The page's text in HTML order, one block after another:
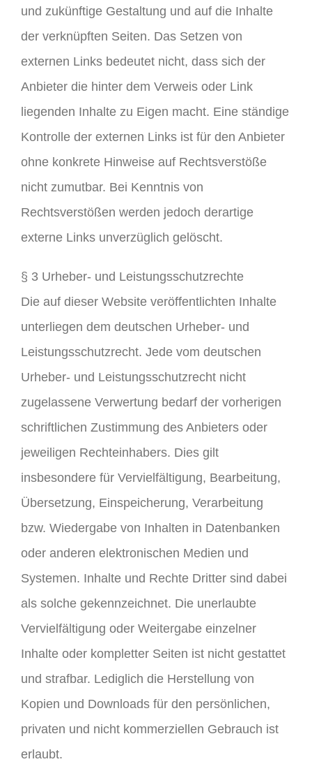
und zukünftige Gestaltung und auf die Inhalte
der verknüpften Seiten. Das Setzen von
externen Links bedeutet nicht, dass sich der
Anbieter die hinter dem Verweis oder Link
liegenden Inhalte zu Eigen macht. Eine ständige
Kontrolle der externen Links ist für den Anbieter
ohne konkrete Hinweise auf Rechtsverstöße
nicht zumutbar. Bei Kenntnis von
Rechtsverstößen werden jedoch derartige
externe Links unverzüglich gelöscht.
§ 3 Urheber- und Leistungsschutzrechte
Die auf dieser Website veröffentlichten Inhalte
unterliegen dem deutschen Urheber- und
Leistungsschutzrecht. Jede vom deutschen
Urheber- und Leistungsschutzrecht nicht
zugelassene Verwertung bedarf der vorherigen
schriftlichen Zustimmung des Anbieters oder
jeweiligen Rechteinhabers. Dies gilt
insbesondere für Vervielfältigung, Bearbeitung,
Übersetzung, Einspeicherung, Verarbeitung
bzw. Wiedergabe von Inhalten in Datenbanken
oder anderen elektronischen Medien und
Systemen. Inhalte und Rechte Dritter sind dabei
als solche gekennzeichnet. Die unerlaubte
Vervielfältigung oder Weitergabe einzelner
Inhalte oder kompletter Seiten ist nicht gestattet
und strafbar. Lediglich die Herstellung von
Kopien und Downloads für den persönlichen,
privaten und nicht kommerziellen Gebrauch ist
erlaubt.